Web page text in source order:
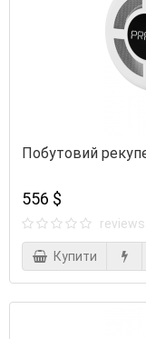
Побутовий
556 $
reviews
Купити